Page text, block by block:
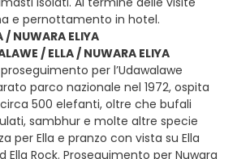
e pernottamento in hotel.
/ NUWARA ELIYA
/ ELLA / NUWARA ELIYA
per l’Udawalawe
parco nazionale nel 1972, ospita
500 elefanti, oltre che bufali
sambhur e molte altre specie
per Ella e pranzo con vista su Ella
Ella Rock. Proseguimento per Nuwara